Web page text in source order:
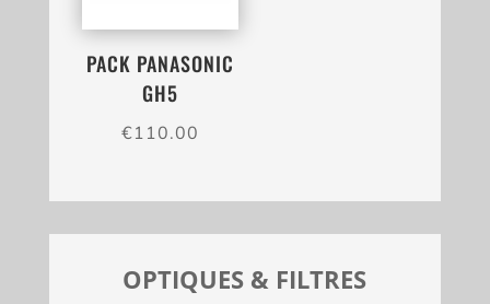
PACK PANASONIC
GH5
€110.00
OPTIQUES & FILTRES